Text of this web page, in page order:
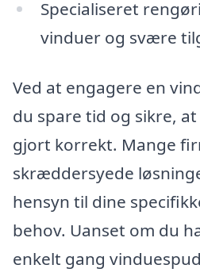
Specialiseret
vinduer og svære
Ved at engagere en
du spare tid og sikre,
gjort korrekt. Mange
skræddersyede
hensyn til dine
behov. Uanset om du
enkelt gang